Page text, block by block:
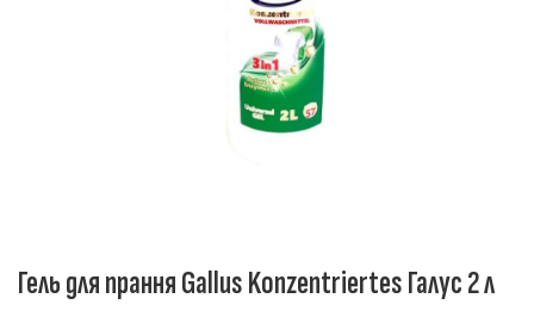
Гель для прання Gallus Konzentriertes Галус 2 л